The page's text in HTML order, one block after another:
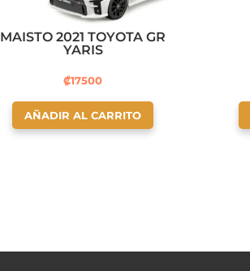
MAISTO 2021 TOYOTA GR
YARIS
₡17500
AÑADIR AL CARRITO